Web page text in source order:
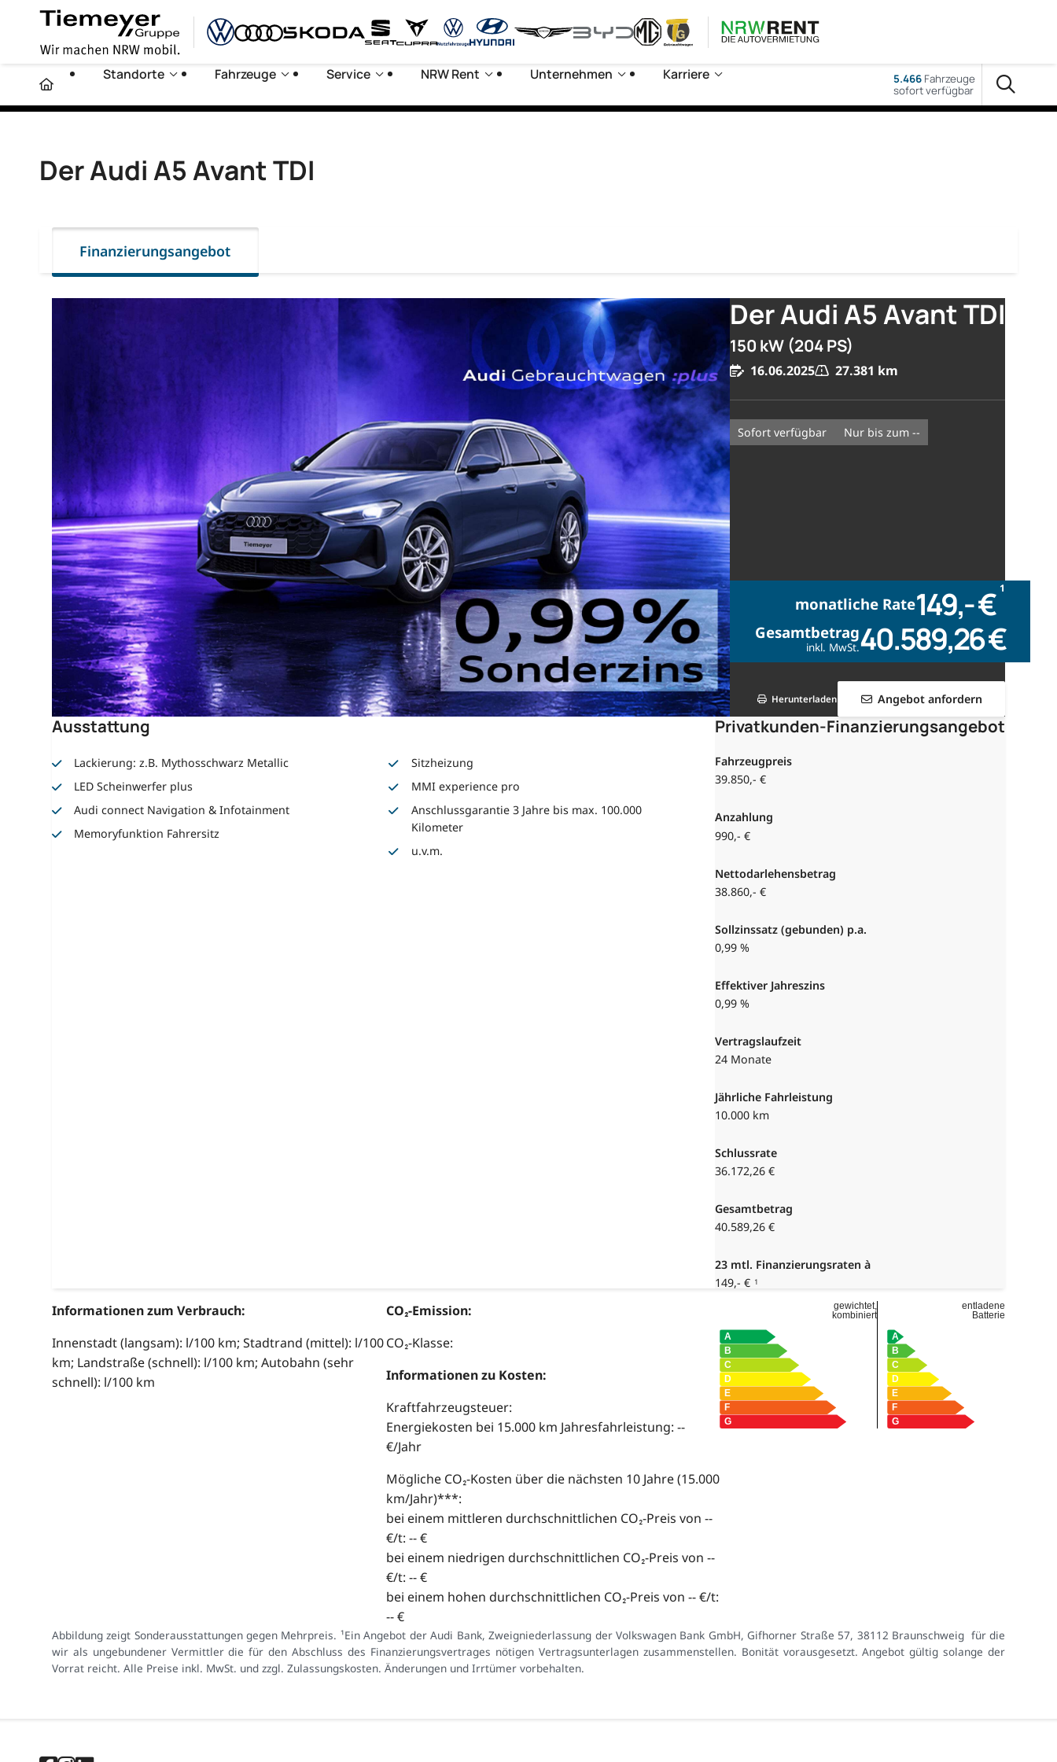
Standorte Fahrzeuge Service NRW Rent Unternehmen Karriere 5.466Fahrzeuge
sofort verfügbar
Der Audi A5 Avant TDI
Finanzierungsangebot
Der Audi A5 Avant TDI
150 kW (204 PS)
16.06.2025 27.381 km
sofort verfügbar nur bis zum --
monatliche Rate149,- € 1
Gesamtbetrag
inkl. MwSt.40.589,26 €
Herunterladen Angebot anfordern
Ausstattung
Lackierung: z.B. Mythosschwarz Metallic
LED Scheinwerfer plus
Audi connect Navigation & Infotainment
Memoryfunktion Fahrersitz
Sitzheizung
MMI experience pro
Anschlussgarantie 3 Jahre bis max. 100.000
Kilometer
u.v.m.
Privatkunden-Finanzierungsangebot
Fahrzeugpreis
39.850,- €
Anzahlung
990,- €
Nettodarlehensbetrag
38.860,- €
Sollzinssatz (gebunden) p.a.
0,99 %
Effektiver Jahreszins
0,99 %
Vertragslaufzeit
24 Monate
Jährliche Fahrleistung
10.000 km
Schlussrate
36.172,26 €
Gesamtbetrag
40.589,26 €
23 mtl. Finanzierungsraten à
149,- € 1
Informationen zum Verbrauch:
Innenstadt (langsam): l/100 km; Stadtrand (mittel): l/100
km; Landstraße (schnell): l/100 km; Autobahn (sehr
schnell): l/100 km
CO₂-Emission:
CO₂-Klasse:
Informationen zu Kosten:
Kraftfahrzeugsteuer:
Energiekosten bei 15.000 km Jahresfahrleistung: --
€/Jahr
Mögliche CO₂-Kosten über die nächsten 10 Jahre (15.000
km/Jahr)***:
bei einem mittleren durchschnittlichen CO₂-Preis von --
€/t: -- €
bei einem niedrigen durchschnittlichen CO₂-Preis von --
€/t: -- €
bei einem hohen durchschnittlichen CO₂-Preis von -- €/t:
-- €
gewichtet,
kombiniert
entladene
Batterie
Abbildung zeigt Sonderausstattungen gegen Mehrpreis. ¹Ein Angebot der Audi Bank, Zweigniederlassung der Volkswagen Bank GmbH, Gifhorner Straße 57, 38112 Braunschweig für die
wir als ungebundener Vermittler die für den Abschluss des Finanzierungsvertrages nötigen Vertragsunterlagen zusammenstellen. Bonität vorausgesetzt. Angebot gültig solange der
Vorrat reicht. Alle Preise inkl. MwSt. und zzgl. Zulassungskosten. Änderungen und Irrtümer vorbehalten.